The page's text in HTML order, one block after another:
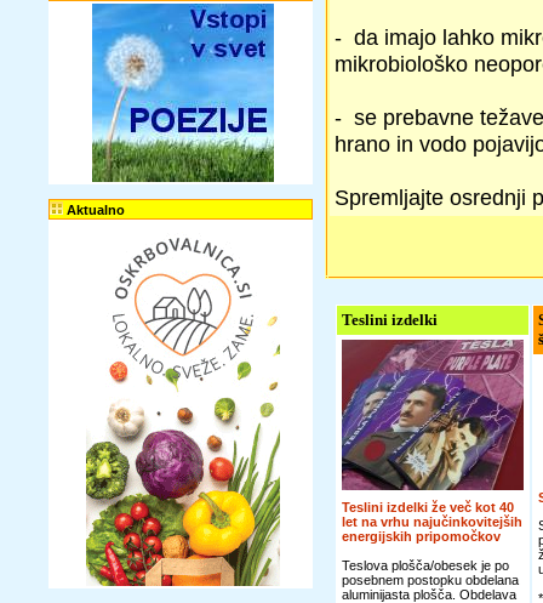
Aktualno
- da imajo lahko
mikrobiološko
- se prebavne
hrano in vodo
Spremljajte osrednji
Teslini izdelki
Teslini izdelki že več kot 40
let na vrhu najučinkovitejših
energijskih pripomočkov
Teslova plošča/obesek je po
posebnem postopku obdelana
aluminijasta plošča. Obdelava